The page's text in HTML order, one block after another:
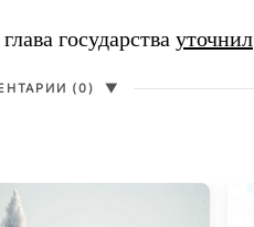
государства уточнил
(0) ▼